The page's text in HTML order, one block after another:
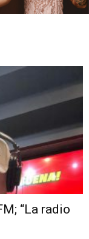
“La radio